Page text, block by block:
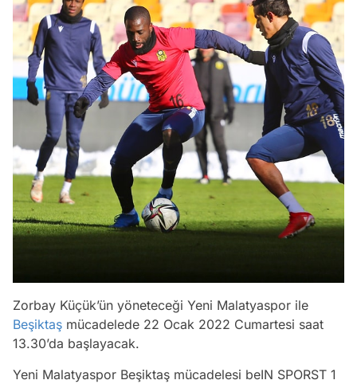
Zorbay Küçük’ün yöneteceği Yeni Malatyaspor ile
Beşiktaş mücadelede 22 Ocak 2022 Cumartesi saat
13.30’da başlayacak.
Yeni Malatyaspor Beşiktaş mücadelesi beIN SPORST 1